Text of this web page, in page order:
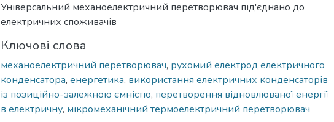
Універсальний механоелектричний перетворювач під'єднано до
електричних споживачів
Ключові слова
механоелектричний перетворювач, рухомий електрод електричного
конденсатора, енергетика, використання електричних конденсаторів
із позиційно-залежною ємністю, перетворення відновлюваної енергії
в електричну, мікромеханічний термоелектричний перетворювач